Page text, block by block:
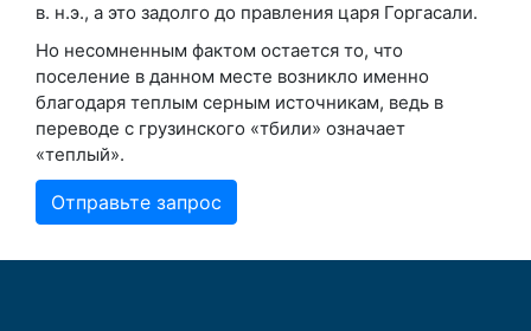
в. н.э., а это задолго до правления царя Горгасали.
Но несомненным фактом остается то, что
поселение в данном месте возникло именно
благодаря теплым серным источникам, ведь в
переводе с грузинского «тбили» означает
«теплый».
Отправьте запрос